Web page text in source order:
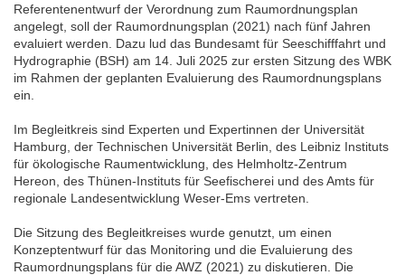
Referentenentwurf der Verordnung zum Raumordnungsplan
angelegt, soll der Raumordnungsplan (2021) nach fünf Jahren
evaluiert werden. Dazu lud das Bundesamt für Seeschifffahrt und
Hydrographie (BSH) am 14. Juli 2025 zur ersten Sitzung des WBK
im Rahmen der geplanten Evaluierung des Raumordnungsplans
ein.
Im Begleitkreis sind Experten und Expertinnen der Universität
Hamburg, der Technischen Universität Berlin, des Leibniz Instituts
für ökologische Raumentwicklung, des Helmholtz-Zentrum
Hereon, des Thünen-Instituts für Seefischerei und des Amts für
regionale Landesentwicklung Weser-Ems vertreten.
Die Sitzung des Begleitkreises wurde genutzt, um einen
Konzeptentwurf für das Monitoring und die Evaluierung des
Raumordnungsplans für die AWZ (2021) zu diskutieren. Die